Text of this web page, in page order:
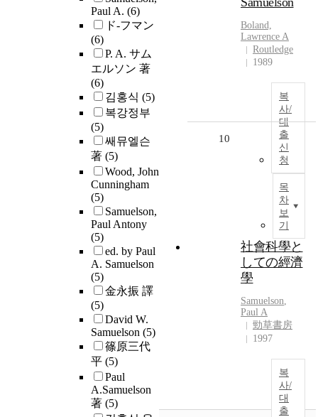
Paul A. (6)
ド-フマン
(6)
P. A. サム
エルソン 著
(6)
김홍식 (5)
복강정부
(5)
쌔뮤엘슨
著 (5)
Wood, John
Cunningham
(5)
Samuelson,
Paul Antony
(5)
ed. by Paul
A. Samuelson
(5)
金永振 譯
(5)
David W.
Samuelson (5)
篠原三代
平 (5)
Paul
A.Samuelson
著 (5)
Boland,
Lawrence A
Routledge
1989
복
사/
대
출
신
청
목
차
보
기
10
社會科學と
しての經濟
學
Samuelson,
Paul A
勁草書房
1997
복
사/
대
출